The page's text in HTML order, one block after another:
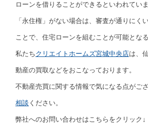
ローンを借りることができるといわれていま
「永住権」がない場合は、審査が通りにく
ことで、住宅ローンを組むことが可能とな
私たちクリエイトホームズ宮城中央店は、
動産の買取などをおこなっております。
不動産売買に関する情報で気になる点がご
相談 ください。
弊社へのお問い合わせはこちらをクリック↓